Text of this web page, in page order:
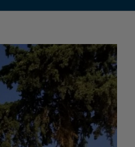
View
Larger
Image